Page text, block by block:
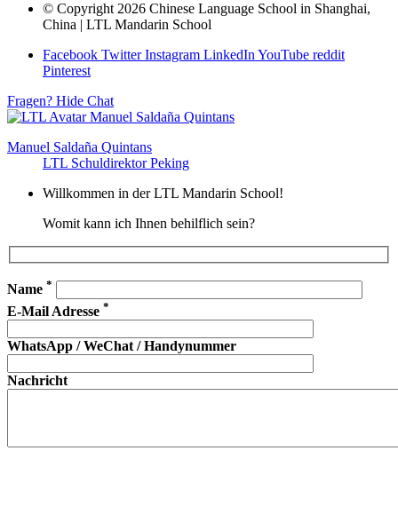
© Copyright 2026 Chinese Language School in Shanghai,
China | LTL Mandarin School
Facebook TwitterInstagram LinkedInYouTube reddit
Pinterest
Fragen? Hide Chat
Manuel Saldaña Quintans
LTL Schuldirektor Peking
Willkommen in der LTL Mandarin School!
Womit kann ich Ihnen behilflich sein?
Name *
E-Mail Adresse *
WhatsApp / WeChat / Handynummer
Nachricht